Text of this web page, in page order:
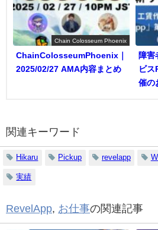
Chain Colosseum Phoenix
ChainColosseumPhoenix｜
2025/02/27 AMA内容まとめ
障害
ビス
催の
関連キーワード
Hikaru Pickup revelapp
実績
RevelApp, お仕事の関連記事